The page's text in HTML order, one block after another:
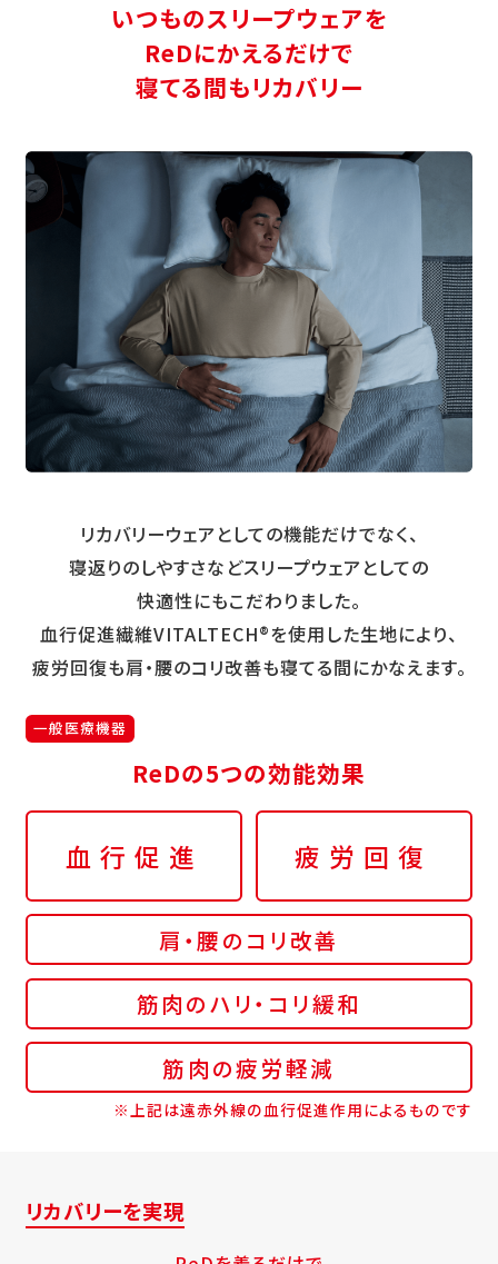
いつものスリープウェアを
ReDにかえるだけで
寝てる間もリカバリー
リカバリーウェアとしての機能だけでなく、
寝返りのしやすさなどスリープウェアとしての
快適性にもこだわりました。
血行促進繊維VITALTECH®を使用した生地により、
疲労回復も肩・腰のコリ改善も寝てる間にかなえます。
一般医療機器
ReDの5つの効能効果
血行促進 疲労回復
肩・腰のコリ改善
筋肉のハリ・コリ緩和
筋肉の疲労軽減
※上記は遠赤外線の血行促進作用によるものです
リカバリーを実現